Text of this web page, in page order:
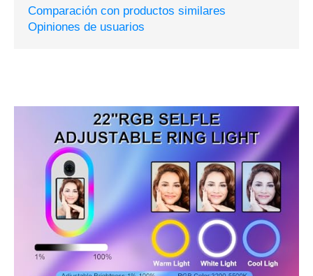
Comparación con productos similares
Opiniones de usuarios